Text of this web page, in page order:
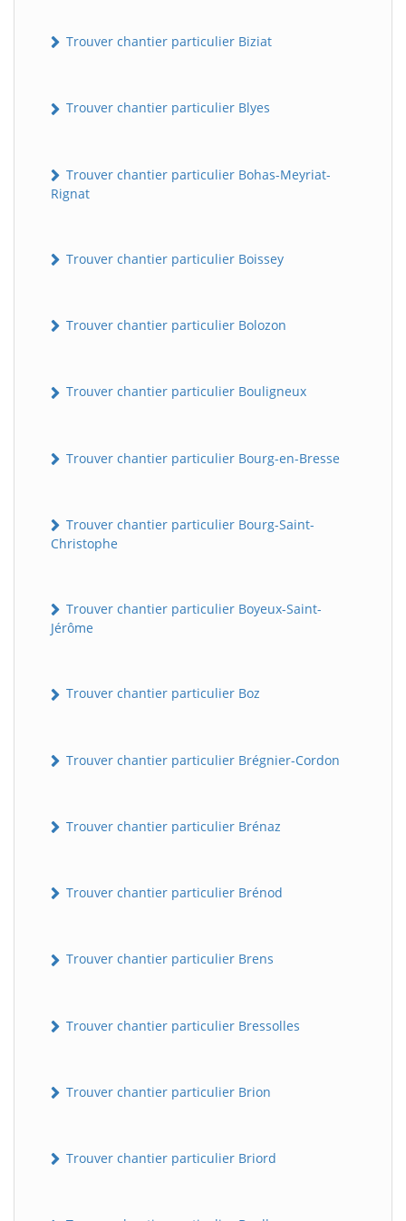
Trouver chantier particulier Biziat
Trouver chantier particulier Blyes
Trouver chantier particulier Bohas-Meyriat-
Rignat
Trouver chantier particulier Boissey
Trouver chantier particulier Bolozon
Trouver chantier particulier Bouligneux
Trouver chantier particulier Bourg-en-Bresse
Trouver chantier particulier Bourg-Saint-
Christophe
Trouver chantier particulier Boyeux-Saint-
Jérôme
Trouver chantier particulier Boz
Trouver chantier particulier Brégnier-Cordon
Trouver chantier particulier Brénaz
Trouver chantier particulier Brénod
Trouver chantier particulier Brens
Trouver chantier particulier Bressolles
Trouver chantier particulier Brion
Trouver chantier particulier Briord